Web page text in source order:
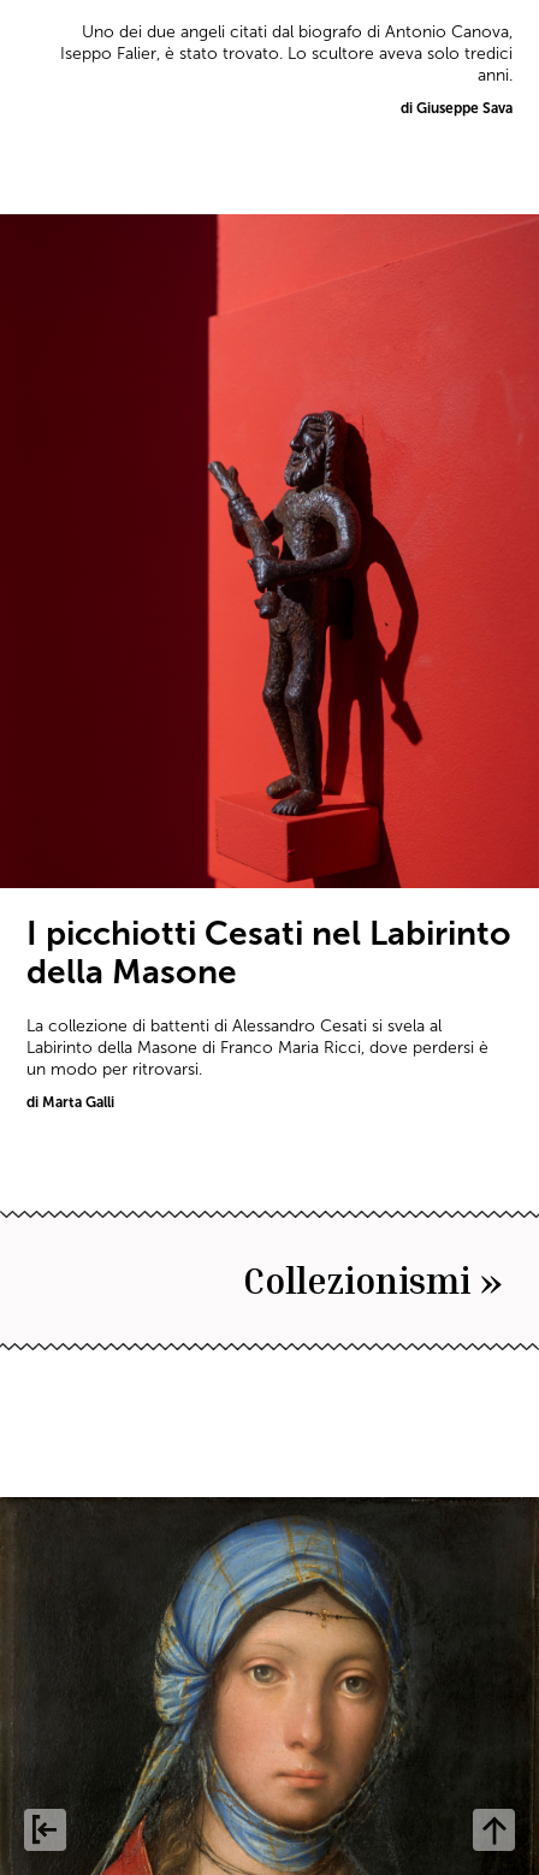
Uno dei due angeli citati dal biografo di Antonio Canova,
Iseppo Falier, è stato trovato. Lo scultore aveva solo tredici
anni.
di Giuseppe Sava
I picchiotti Cesati nel Labirinto
della Masone
La collezione di battenti di Alessandro Cesati si svela al
Labirinto della Masone di Franco Maria Ricci, dove perdersi è
un modo per ritrovarsi.
di Marta Galli
Collezionismi »